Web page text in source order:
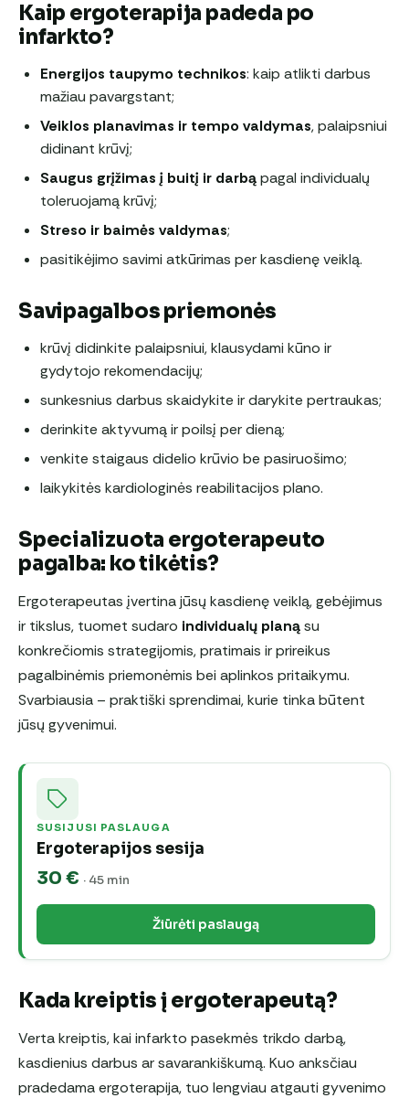
Kaip ergoterapija padeda po
infarkto?
Energijos taupymo technikos: kaip atlikti darbus
mažiau pavargstant;
Veiklos planavimas ir tempo valdymas, palaipsniui
didinant krūvį;
Saugus grįžimas į buitį ir darbąpagal individualų
toleruojamą krūvį;
Streso ir baimės valdymas;
pasitikėjimo savimi atkūrimas per kasdienę veiklą.
Savipagalbos priemonės
krūvį didinkite palaipsniui, klausydami kūno ir
gydytojo rekomendacijų;
sunkesnius darbus skaidykite ir darykite pertraukas;
derinkite aktyvumą ir poilsį per dieną;
venkite staigaus didelio krūvio be pasiruošimo;
laikykitės kardiologinės reabilitacijos plano.
Specializuota ergoterapeuto
pagalba: ko tikėtis?
Ergoterapeutas įvertina jūsų kasdienę veiklą, gebėjimus
ir tikslus, tuomet sudaro individualų planąsu
konkrečiomis strategijomis, pratimais ir prireikus
pagalbinėmis priemonėmis bei aplinkos pritaikymu.
Svarbiausia – praktiški sprendimai, kurie tinka būtent
jūsų gyvenimui.
SUSIJUSI PASLAUGA
Ergoterapijos sesija
30 € · 45 min
Žiūrėti paslaugą
Kada kreiptis į ergoterapeutą?
Verta kreiptis, kai infarkto pasekmės trikdo darbą,
kasdienius darbus ar savarankiškumą. Kuo anksčiau
pradedama ergoterapija, tuo lengviau atgauti gyvenimo